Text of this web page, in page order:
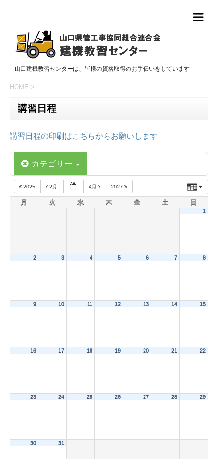
山口建機教習センターは、皆様の資格取得のお手伝いをしています
HOME >
講習日程
講習日程の印刷はこちらからお願いします
カテゴリー
2025 2月 4月 2027
月 火 水 木 金 土 日
1
2 3 4 5 6 7 8
9 10 11 12 13 14 15
16 17 18 19 20 21 22
23 24 25 26 27 28 29
30 31